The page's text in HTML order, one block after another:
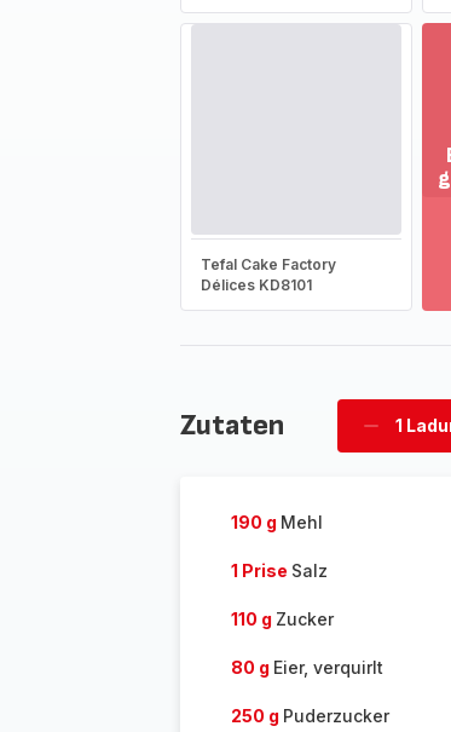
Tefal Cake Factory
Délices KD8101
Zutaten
Ladung
1
190 g Mehl
1 Prise Salz
110 g Zucker
80 g Eier, verquirlt
250 g Puderzucker